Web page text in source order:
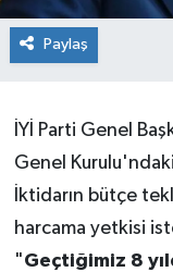
Paylaş
İYİ Parti Genel
Genel
İktidarın bütçe
harcama yetkisi
"Geçtiğimiz 8